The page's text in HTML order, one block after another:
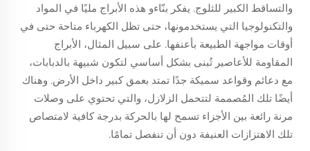
والتساقط الكبير للثلوج. يفكر بنّاءو هذه الأبراج مليًا في المواد
والتكنولوجيا التي يستخدمونها، حتى تظل الكهرباء متاحة حتى في
أوقات مواجهة الطبيعة بأعنفها. على سبيل المثال، الأبراج
المقاومة للأعاصير تُبنى بشكل أساسي لتكون شبيهة بالدبابات،
مع دعائم وقواعد سميكة جدًا تمتد بعمق كبير داخل الأرض. وهناك
أيضًا تلك المُصممة لتتحمل الزلازل، والتي تحتوي على وصلات
مرنة رائعة بين الأجزاء تسمح لها بالحركة بدرجة كافية لامتصاص
تلك الاهتزازات العنيفة دون أن تنفصل تمامًا.